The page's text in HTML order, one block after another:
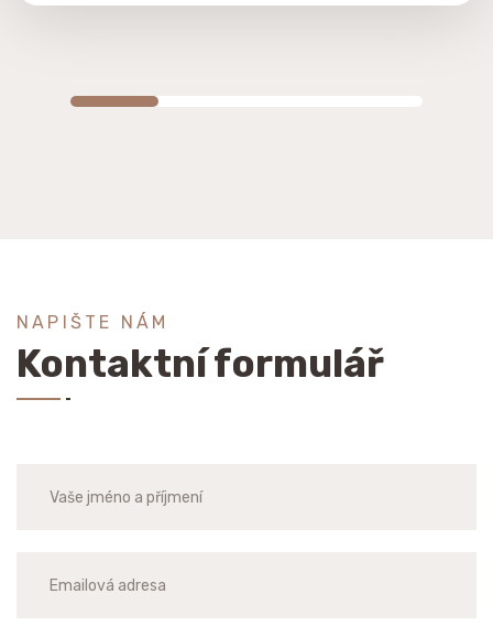
NAPIŠTE NÁM
Kontaktní formulář